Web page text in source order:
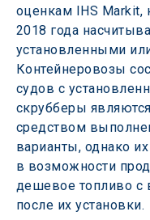
оценкам IHS Markit,
2018 года
установленными
Контейнеровозы
судов с
скрубберы
средством
варианты, однако
в возможности
дешевое топливо
после их установки.